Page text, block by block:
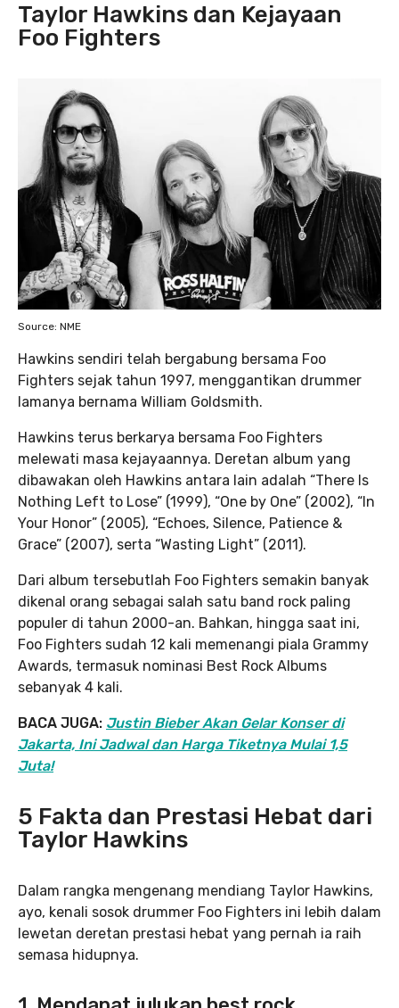
Taylor Hawkins dan Kejayaan
Foo Fighters
Source: NME
Hawkins sendiri telah bergabung bersama Foo
Fighters sejak tahun 1997, menggantikan drummer
lamanya bernama William Goldsmith.
Hawkins terus berkarya bersama Foo Fighters
melewati masa kejayaannya. Deretan album yang
dibawakan oleh Hawkins antara lain adalah “There Is
Nothing Left to Lose” (1999), “One by One” (2002), “In
Your Honor” (2005), “Echoes, Silence, Patience &
Grace” (2007), serta “Wasting Light” (2011).
Dari album tersebutlah Foo Fighters semakin banyak
dikenal orang sebagai salah satu band rock paling
populer di tahun 2000-an. Bahkan, hingga saat ini,
Foo Fighters sudah 12 kali memenangi piala Grammy
Awards, termasuk nominasi Best Rock Albums
sebanyak 4 kali.
BACA JUGA: Justin Bieber Akan Gelar Konser di
Jakarta, Ini Jadwal dan Harga Tiketnya Mulai 1,5
Juta!
5 Fakta dan Prestasi Hebat dari
Taylor Hawkins
Dalam rangka mengenang mendiang Taylor Hawkins,
ayo, kenali sosok drummer Foo Fighters ini lebih dalam
lewetan deretan prestasi hebat yang pernah ia raih
semasa hidupnya.